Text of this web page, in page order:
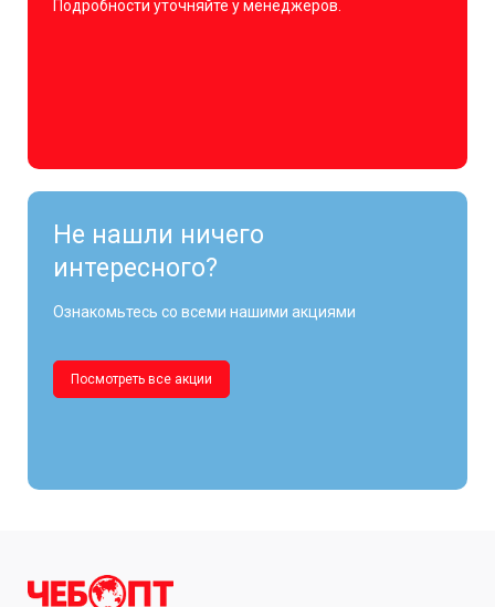
Подробности уточняйте у менеджеров.
Не нашли ничего
интересного?
Ознакомьтесь со всеми нашими акциями
Посмотреть все акции